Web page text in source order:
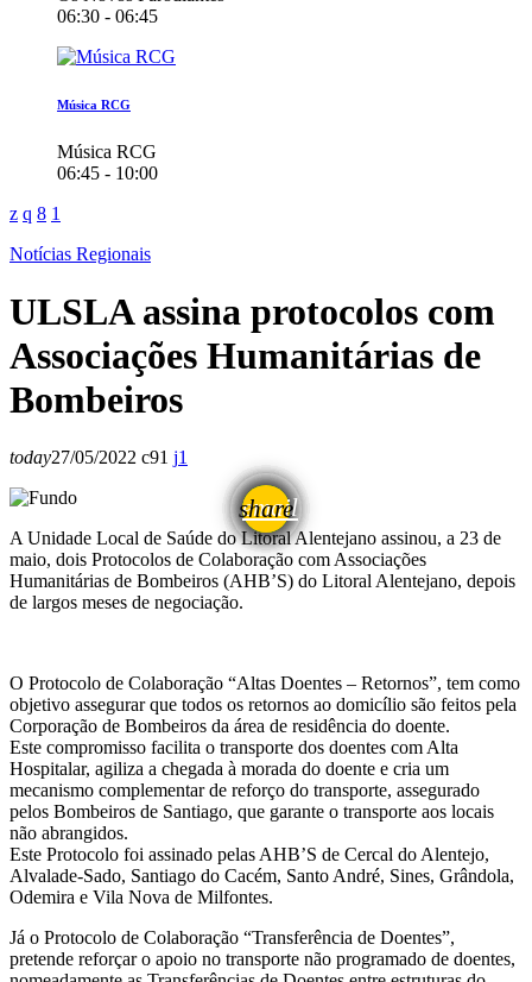
06:30 - 06:45
Música RCG
Música RCG
06:45 - 10:00
Notícias Regionais
ULSLA assina protocolos com
Associações Humanitárias de
Bombeiros
today27/05/2022 91 1
share
1
email
A Unidade Local de Saúde do Litoral Alentejano assinou, a 23 de
maio, dois Protocolos de Colaboração com Associações
Humanitárias de Bombeiros (AHB’S) do Litoral Alentejano, depois
de largos meses de negociação.
O Protocolo de Colaboração “Altas Doentes – Retornos”, tem como
objetivo assegurar que todos os retornos ao domicílio são feitos pela
Corporação de Bombeiros da área de residência do doente.
Este compromisso facilita o transporte dos doentes com Alta
Hospitalar, agiliza a chegada à morada do doente e cria um
mecanismo complementar de reforço do transporte, assegurado
pelos Bombeiros de Santiago, que garante o transporte aos locais
não abrangidos.
Este Protocolo foi assinado pelas AHB’S de Cercal do Alentejo,
Alvalade-Sado, Santiago do Cacém, Santo André, Sines, Grândola,
Odemira e Vila Nova de Milfontes.
Já o Protocolo de Colaboração “Transferência de Doentes”,
pretende reforçar o apoio no transporte não programado de doentes,